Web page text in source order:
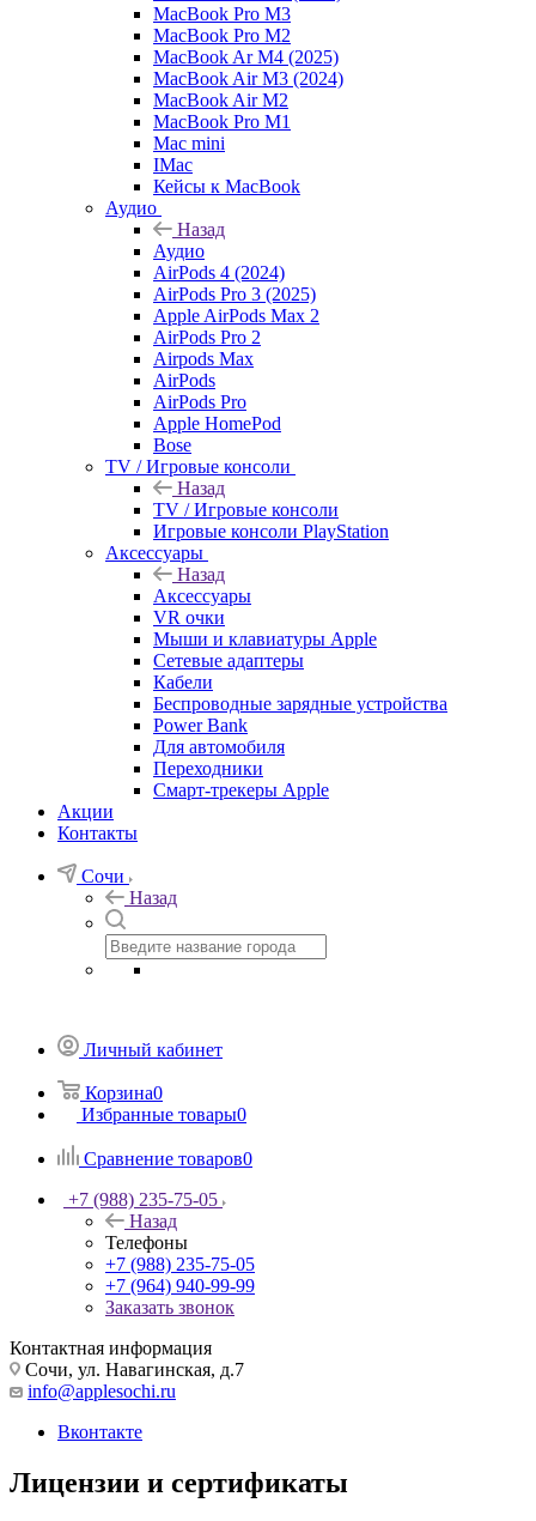
MacBook Pro M3
MacBook Pro M2
MacBook Ar M4 (2025)
MacBook Air M3 (2024)
MacBook Air M2
MacBook Pro M1
Mac mini
IMac
Кейсы к MacBook
Аудио
Назад
Аудио
AirPods 4 (2024)
AirPods Pro 3 (2025)
Apple AirPods Max 2
AirPods Pro 2
Airpods Max
AirPods
AirPods Pro
Apple HomePod
Bose
TV / Игровые консоли
Назад
TV / Игровые консоли
Игровые консоли PlayStation
Аксессуары
Назад
Аксессуары
VR очки
Мыши и клавиатуры Apple
Сетевые адаптеры
Кабели
Беспроводные зарядные устройства
Power Bank
Для автомобиля
Переходники
Смарт-трекеры Apple
Акции
Контакты
Сочи
Назад
Личный кабинет
Корзина0
Избранные товары0
Сравнение товаров0
+7 (988) 235-75-05
Назад
Телефоны
+7 (988) 235-75-05
+7 (964) 940-99-99
Заказать звонок
Контактная информация
Сочи, ул. Навагинская, д.7
info@applesochi.ru
Вконтакте
Лицензии и сертификаты